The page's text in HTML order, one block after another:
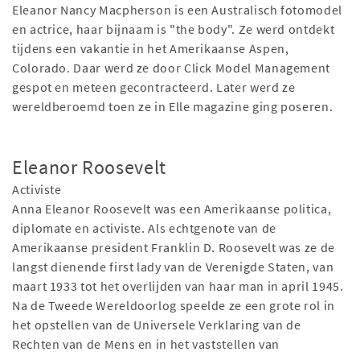
Eleanor Nancy Macpherson is een Australisch fotomodel
en actrice, haar bijnaam is "the body". Ze werd ontdekt
tijdens een vakantie in het Amerikaanse Aspen,
Colorado. Daar werd ze door Click Model Management
gespot en meteen gecontracteerd. Later werd ze
wereldberoemd toen ze in Elle magazine ging poseren.
Eleanor Roosevelt
Activiste
Anna Eleanor Roosevelt was een Amerikaanse politica,
diplomate en activiste. Als echtgenote van de
Amerikaanse president Franklin D. Roosevelt was ze de
langst dienende first lady van de Verenigde Staten, van
maart 1933 tot het overlijden van haar man in april 1945.
Na de Tweede Wereldoorlog speelde ze een grote rol in
het opstellen van de Universele Verklaring van de
Rechten van de Mens en in het vaststellen van